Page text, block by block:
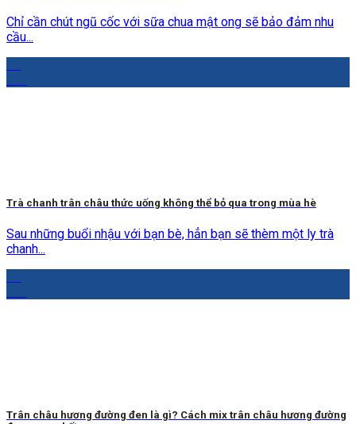
Chỉ cần chút ngũ cốc với sữa chua mật ong sẽ bảo đảm nhu
cầu...
Trà chanh trân châu thức uống không thể bỏ qua trong mùa hè
Sau những buổi nhậu với bạn bè, hẳn bạn sẽ thèm một ly trà
chanh...
Trân châu hương đường đen là gì? Cách mix trân châu hương đường